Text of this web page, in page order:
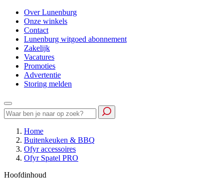
Over Lunenburg
Onze winkels
Contact
Lunenburg witgoed abonnement
Zakelijk
Vacatures
Promoties
Advertentie
Storing melden
Home
Buitenkeuken & BBQ
Ofyr accessoires
Ofyr Spatel PRO
Hoofdinhoud